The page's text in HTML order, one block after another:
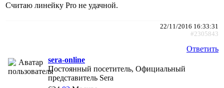
Считаю линейку Pro не удачной.
22/11/2016 16:33:31
#2305843
Ответить
sera-online
Постоянный посетитель, Официальный
представитель Sera